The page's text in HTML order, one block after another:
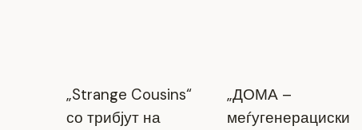
„Strange Cousins“
со трибјут на
„ДОМА –
меѓугенерациски